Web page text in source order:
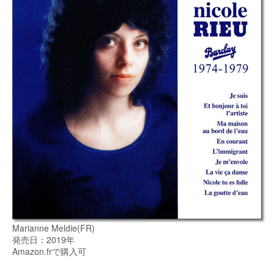
Marianne Meldie(FR)
発売日：2019年
Amazon.frで購入可